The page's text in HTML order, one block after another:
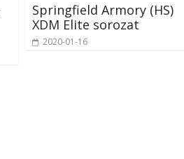
Springfield Armory (HS)
XDM Elite sorozat
2020-01-16